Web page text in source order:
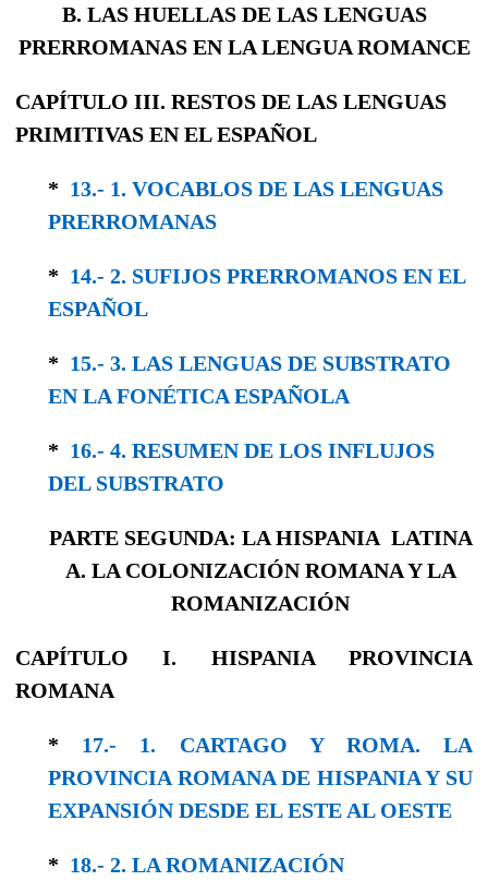
B. LAS HUELLAS DE LAS LENGUAS
PRERROMANAS EN LA LENGUA ROMANCE
CAPÍTULO III. RESTOS DE LAS LENGUAS
PRIMITIVAS EN EL ESPAÑOL
* 13.- 1. VOCABLOS DE LAS LENGUAS
PRERRO­MANAS
* 14.- 2. SUFIJOS PRERROMANOS EN EL
ESPAÑOL
* 15.- 3. LAS LENGUAS DE SUBSTRATO
EN LA FONÉTICA ESPAÑOLA
* 16.- 4. RESUMEN DE LOS INFLUJOS
DEL SUBSTRATO
PARTE SEGUNDA: LA HISPANIA LATINA
A. LA COLONIZACIÓN ROMANA Y LA
ROMANIZACIÓN
CAPÍTULO I. HISPANIA PROVINCIA
ROMANA
* 17.- 1. CARTAGO Y ROMA. LA
PROVINCIA ROMANA DE HISPANIA Y SU
EXPANSIÓN DESDE EL ESTE AL OESTE
* 18.- 2. LA ROMANIZACIÓN